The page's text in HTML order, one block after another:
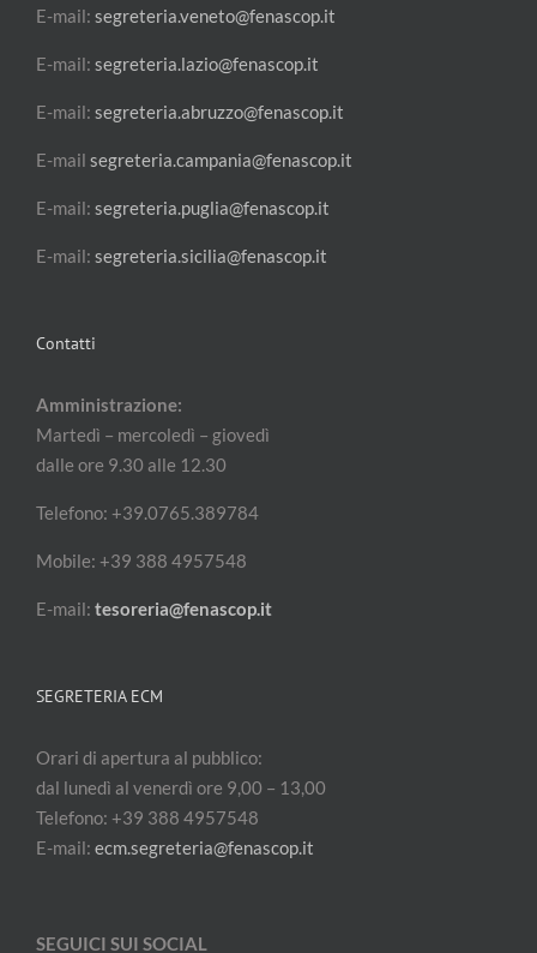
E-mail: segreteria.veneto@fenascop.it
E-mail: segreteria.lazio@fenascop.it
E-mail: segreteria.abruzzo@fenascop.it
E-mail segreteria.campania@fenascop.it
E-mail: segreteria.puglia@fenascop.it
E-mail: segreteria.sicilia@fenascop.it
Contatti
Amministrazione:
Martedì – mercoledì – giovedì
dalle ore 9.30 alle 12.30
Telefono: +39.0765.389784
Mobile: +39 388 4957548
E-mail: tesoreria@fenascop.it
SEGRETERIA ECM
Orari di apertura al pubblico:
dal lunedì al venerdì ore 9,00 – 13,00
Telefono: +39 388 4957548
E-mail: ecm.segreteria@fenascop.it
SEGUICI SUI SOCIAL